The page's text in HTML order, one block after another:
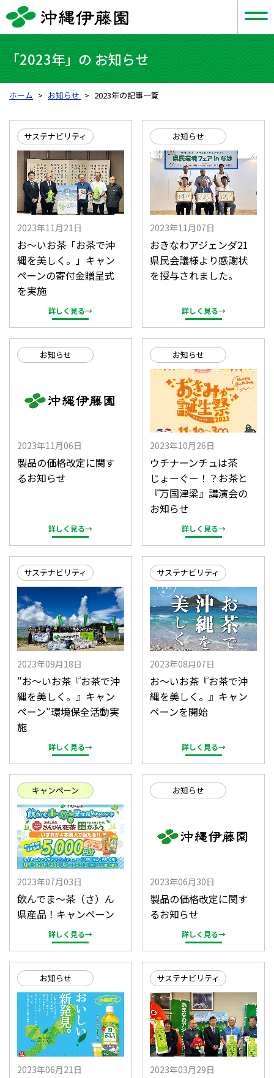
「2023年」の お知らせ
ホーム お知らせ 2023年の記事一覧
サステナビリティ
2023年11月21日
お～いお茶「お茶で沖
縄を美しく。」キャン
ペーンの寄付金贈呈式
を実施
詳しく見る→
お知らせ
2023年11月07日
おきなわアジェンダ21
県民会議様より感謝状
を授与されました。
詳しく見る→
お知らせ
2023年11月06日
製品の価格改定に関す
るお知らせ
詳しく見る→
お知らせ
2023年10月26日
ウチナーンチュは茶
じょーぐー！？お茶と
『万国津梁』講演会の
お知らせ
詳しく見る→
サステナビリティ
2023年09月18日
″お～いお茶『お茶で沖
縄を美しく。』キャン
ペーン″環境保全活動実
施
詳しく見る→
サステナビリティ
2023年08月07日
お～いお茶『お茶で沖
縄を美しく。』キャン
ペーンを開始
詳しく見る→
キャンペーン
2023年07月03日
飲んでま～茶（さ）ん
県産品！キャンペーン
詳しく見る→
お知らせ
2023年06月30日
製品の価格改定に関す
るお知らせ
詳しく見る→
お知らせ
2023年06月21日
サステナビリティ
2023年03月29日